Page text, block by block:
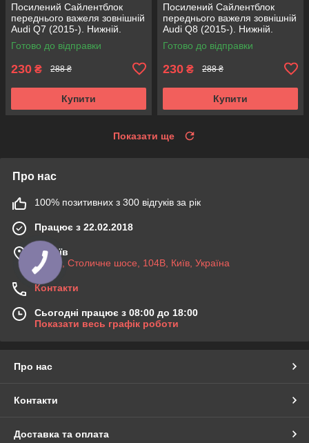
Посилений Сайлентблок
переднього важеля зовнішній
Audi Q7 (2015-). Нижній.
КОРЕЯ Acsuss! FE175192 ,
VKDS331087
Готово до відправки
230 ₴ 288 ₴
Купити
Посилений Сайлентблок
переднього важеля зовнішній
Audi Q8 (2015-). Нижній.
КОРЕЯ Acsuss! FE175192 ,
VKDS331087
Готово до відправки
230 ₴ 288 ₴
Купити
Показати ще
Про нас
100% позитивних з 300 відгуків за рік
Працює з 22.02.2018
м. Київ
03045, Столичне шосе, 104B, Київ, Україна
Контакти
Сьогодні працює з 08:00 до 18:00
Показати весь графік роботи
Про нас
Контакти
Доставка та оплата